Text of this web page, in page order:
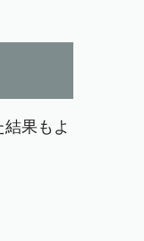
果もよ